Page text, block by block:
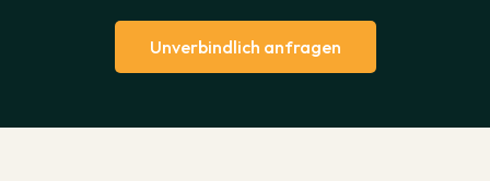
Unverbindlich anfragen